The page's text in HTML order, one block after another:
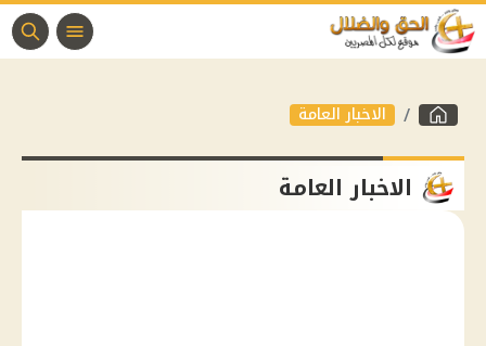
الاخبار العامة
الاخبار العامة